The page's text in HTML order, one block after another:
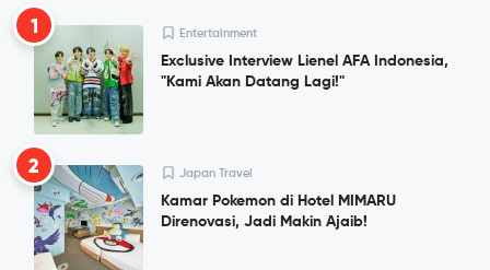
1 Entertainment
Exclusive Interview Lienel AFA Indonesia,
"Kami Akan Datang Lagi!"
2 Japan Travel
Kamar Pokemon di Hotel MIMARU
Direnovasi, Jadi Makin Ajaib!